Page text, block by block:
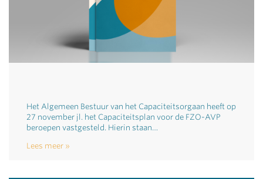
Het Algemeen Bestuur van het Capaciteitsorgaan heeft op
27 november jl. het Capaciteitsplan voor de FZO-AVP
beroepen vastgesteld. Hierin staan…
Lees meer